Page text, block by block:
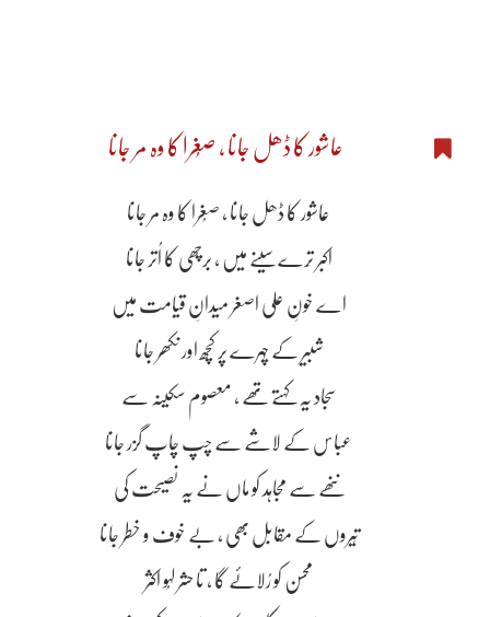
عاشور کا ڈھل جانا ، صُغرا کا وہ مر جانا
عاشور کا ڈھل جانا ، صُغرا کا وہ مر جانا
اکبر تِرے سینے میں ، برچھی کا اُتر جانا
اے خونِ علی اصغر میدانِ قیامت میں
شبیر کے چہرے پر کچھ اور نکھر جانا
سجاد یہ کہتے تھے ، معصوم سکینہ سے
عباس کے لاشے سے چپ چاپ گزر جانا
ننھے سے مجاہد کو ماں نے یہ نصیحت کی
تِیروں کے مقابل بھی ، بے خوف و خطر جانا
محسن کو رُلائے گا ، تا حشر لہُو اکثر